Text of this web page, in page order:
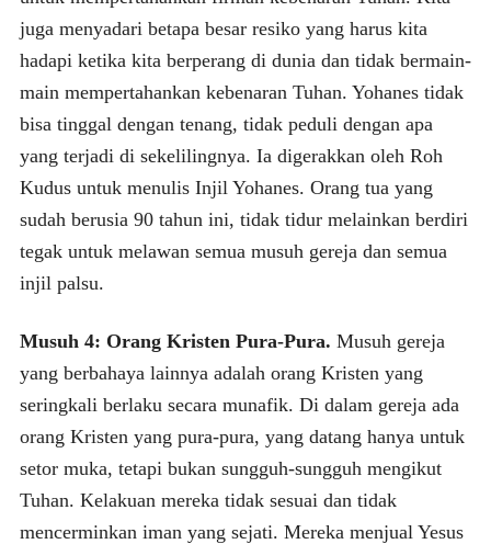
juga menyadari betapa besar resiko yang harus kita
hadapi ketika kita berperang di dunia dan tidak bermain-
main mempertahankan kebenaran Tuhan. Yohanes tidak
bisa tinggal dengan tenang, tidak peduli dengan apa
yang terjadi di sekelilingnya. Ia digerakkan oleh Roh
Kudus untuk menulis Injil Yohanes. Orang tua yang
sudah berusia 90 tahun ini, tidak tidur melainkan berdiri
tegak untuk melawan semua musuh gereja dan semua
injil palsu.
Musuh 4: Orang Kristen Pura-Pura. Musuh gereja
yang berbahaya lainnya adalah orang Kristen yang
seringkali berlaku secara munafik. Di dalam gereja ada
orang Kristen yang pura-pura, yang datang hanya untuk
setor muka, tetapi bukan sungguh-sungguh mengikut
Tuhan. Kelakuan mereka tidak sesuai dan tidak
mencerminkan iman yang sejati. Mereka menjual Yesus